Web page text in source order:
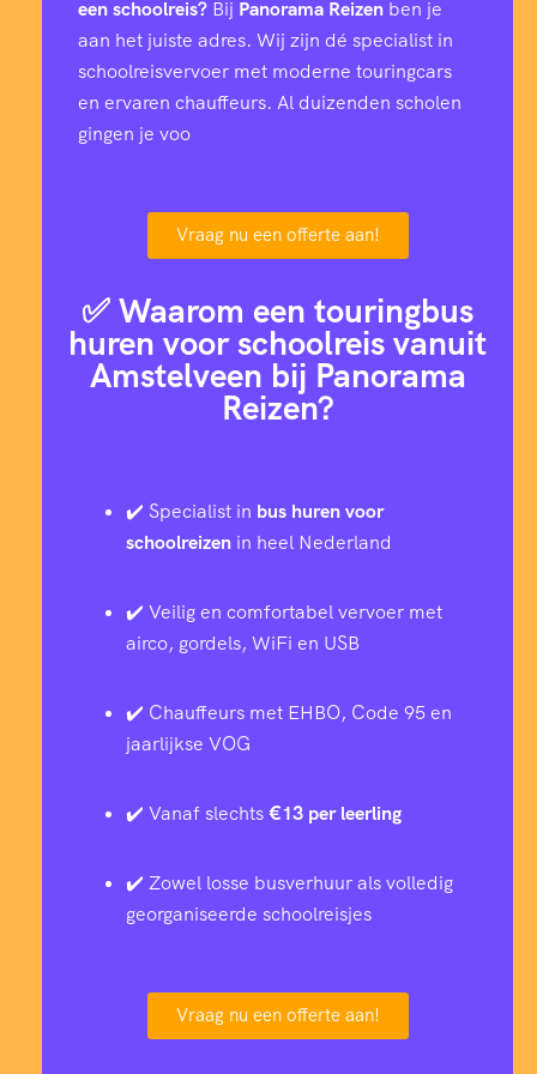
een schoolreis? Bij Panorama Reizen ben je
aan het juiste adres. Wij zijn dé specialist in
schoolreisvervoer met moderne touringcars
en ervaren chauffeurs. Al duizenden scholen
gingen je voo
Vraag nu een offerte aan!
✅ Waarom een touringbus
huren voor schoolreis vanuit
Amstelveen bij Panorama
Reizen?
✔️ Specialist in bus huren voor
schoolreizen in heel Nederland
✔️ Veilig en comfortabel vervoer met
airco, gordels, WiFi en USB
✔️ Chauffeurs met EHBO, Code 95 en
jaarlijkse VOG
✔️ Vanaf slechts€13 per leerling
✔️ Zowel losse busverhuur als volledig
georganiseerde schoolreisjes
Vraag nu een offerte aan!